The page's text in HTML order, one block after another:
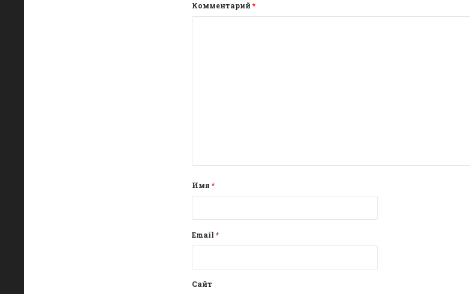
Комментарий *
Имя *
Email *
Сайт